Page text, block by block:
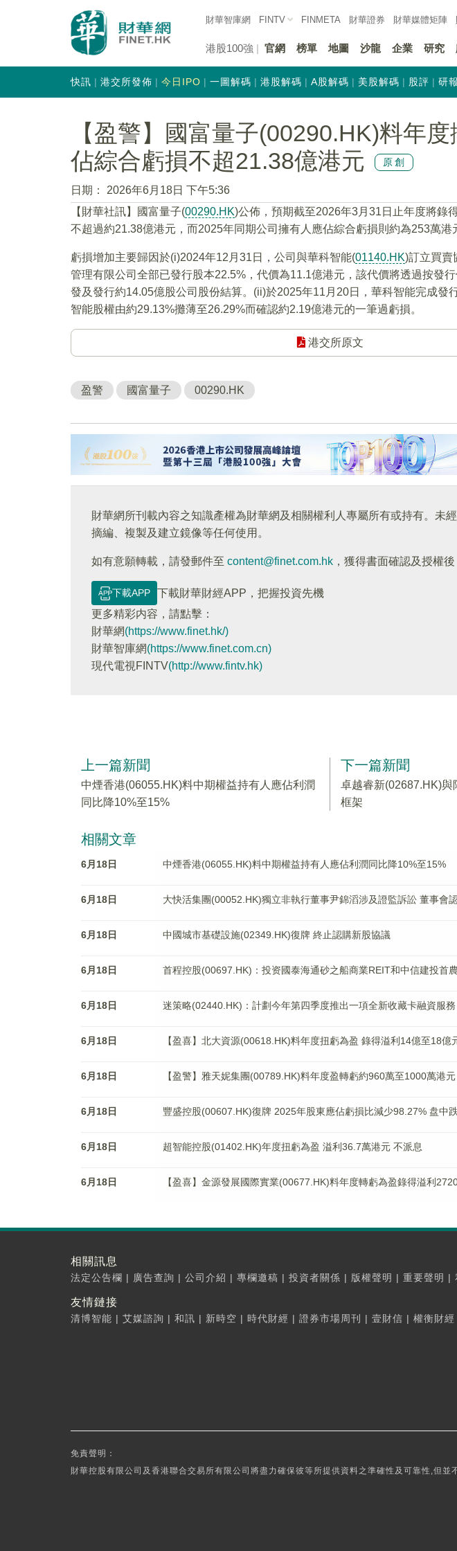
財華智庫網 FINTV FINMETA 財華證券 財華媒體矩陣
港股100強 官網 榜單 地圖 沙龍 企業 研究
快訊 港交所發佈 今日IPO 一圖解碼 港股解碼 A股解碼 美股解碼 股評 研報
【盈警】國富量子(00290.HK)料年
佔綜合虧損不超21.38億港元
原創
日期：
2026年6月18日 下午5:36
​【財華社訊】國富量子(00290.HK)公佈，預期截至2026年3月31日止年度將錄
不超過約21.38億港元，而2025年同期公司擁有人應佔綜合虧損則約為253萬港
虧損增加主要歸因於(i)2024年12月31日，公司與華科智能(01140.HK)訂立買賣
管理有限公司全部已發行股本22.5%，代價為11.1億港元，該代價將透過按發
發及發行約14.05億股公司股份結算。(ii)於2025年11月20日，華科智能完成發
智能股權由約29.13%攤薄至26.29%而確認約2.19億港元的一筆過虧損。
港交所原文
盈警 國富量子 00290.HK
財華網所刊載內容之知識產權為財華網及相關權利人專屬所有或持有。未
摘編、複製及建立鏡像等任何使用。
如有意願轉載，請發郵件至 content@finet.com.hk ，獲得書面確認及授權後
下載APP
下載財華財經APP，把握投資先機
更多精彩内容，請點擊：
財華網(https://www.finet.hk/)
財華智庫網(https://www.finet.com.cn)
現代電視FINTV(http://www.fintv.hk)
上一篇新聞
中煙香港(06055.HK)料中期權益持有人應佔利潤
同比降10%至15%
下一篇新聞
卓越睿新(02687.HK)
框架
相關文章
6月18日 中煙香港(06055.HK)料中期權益持有人應佔利潤同比降10%至15%
6月18日 大快活集團(00052.HK)獨立非執行董事尹錦滔涉及證監訴訟 董事會
6月18日 中國城市基礎設施(02349.HK)復牌 終止認購新股協議
6月18日 首程控股(00697.HK)：投资國泰海通砂之船商業REIT和中信建投首
6月18日 迷策略(02440.HK)：計劃今年第四季度推出一項全新收藏卡融資服務
6月18日 【盈喜】北大資源(00618.HK)料年度扭虧為盈 錄得溢利14億至18億
6月18日 【盈警】雅天妮集團(00789.HK)料年度盈轉虧約960萬至1000萬港元
6月18日 豐盛控股(00607.HK)復牌 2025年股東應佔虧損比減少98.27% 盘中
6月18日 超智能控股(01402.HK)年度扭虧為盈 溢利36.7萬港元 不派息
6月18日 【盈喜】金源發展國際實業(00677.HK)料年度轉虧為盈錄得溢利
相關訊息
法定公告欄 | 廣告查詢 | 公司介紹 | 專欄邀稿 | 投資者關係 | 版權聲明 | 重要聲明 |
友情鏈接
清博智能 | 艾媒諮詢 | 和訊 | 新時空 | 時代財經 | 證券市場周刊 | 壹財信 | 權衡財經
免責聲明：
財華控股有限公司及香港聯合交易所有限公司將盡力確保彼等所提供資料之準確性及可靠性,但